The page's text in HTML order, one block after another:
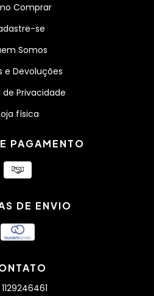
Comprar
se
Somos
e Devoluções
Privacidade
física
PAGAMENTO
DE ENVIO
1129246461